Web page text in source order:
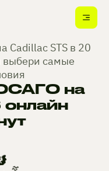
Cadillac STS в 20
выбери самые
на
онлайн